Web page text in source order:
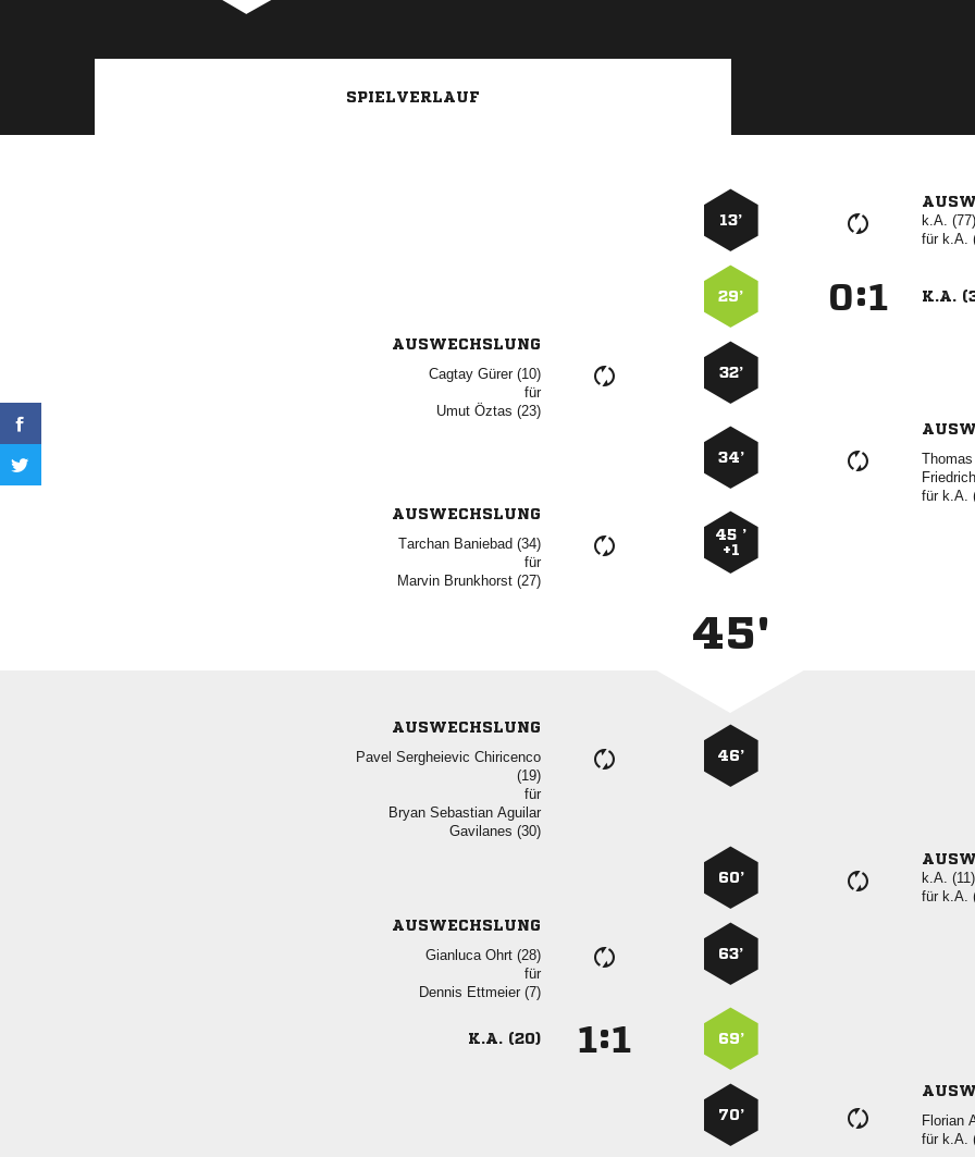
SPIELVERLAUF
13’
k.A. (77)
für k.A.
29’ : K.A.
AUSWECHSLUNG
  
für
  
32’
34’

für k.A.
AUSWECHSLUNG
  
für
  
45 ’
+1
45'
AUSWECHSLUNG
  

für
  
 
46’
60’
k.A. (11)
für k.A.
AUSWECHSLUNG
  
für
  
63’
K.A. (20) : 69’
70’

für k.A.